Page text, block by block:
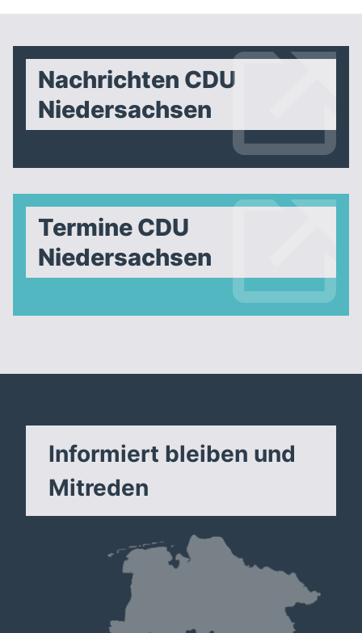
Nachrichten CDU
Niedersachsen
Termine CDU
Niedersachsen
Informiert bleiben und
Mitreden